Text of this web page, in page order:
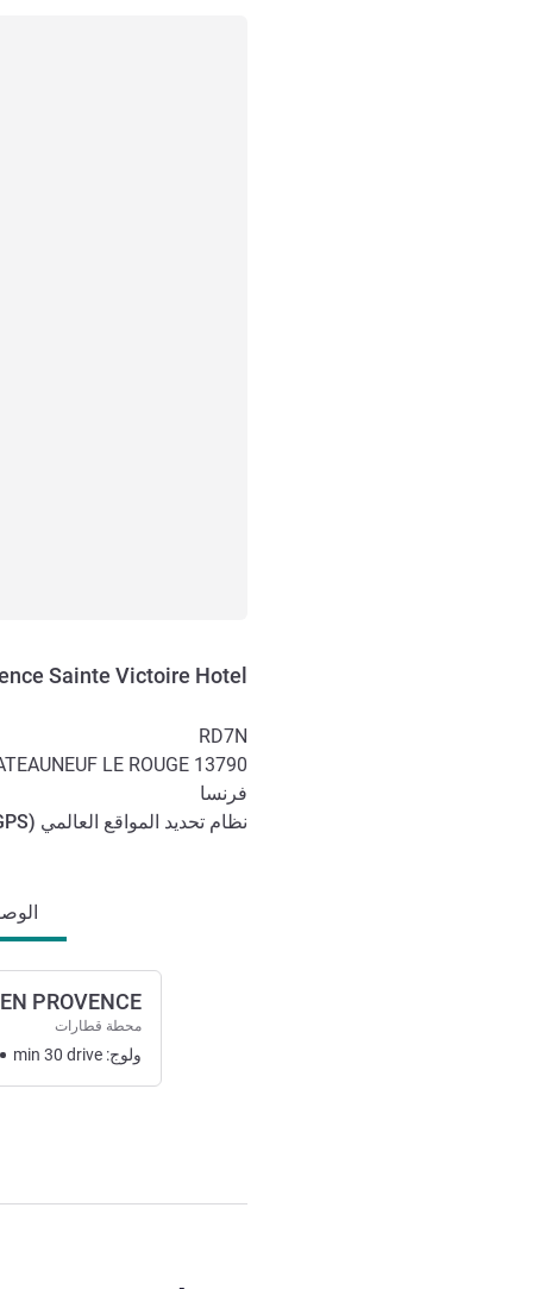
Sainte Victoire Hotel
RD7N
13790
LE ROUGE
فرنسا
نظام تحديد المواقع العالمي (
PROVENCE
محطة قطارات
ولوج: min 30 drive